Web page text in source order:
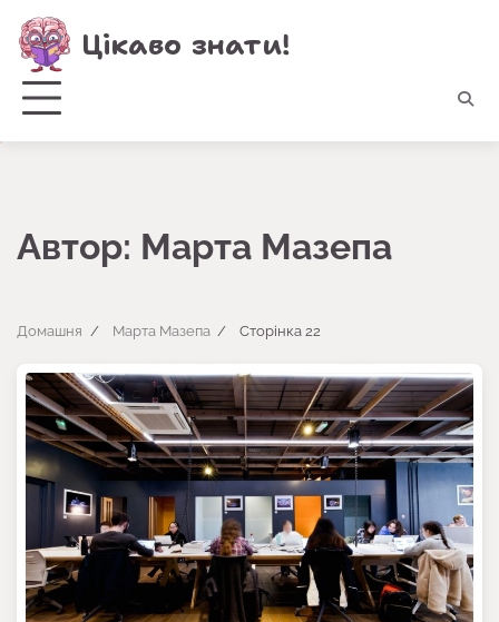
Перейти
до
вмісту
Цікаво знати!
Автор: Марта Мазепа
Домашня Марта Мазепа Сторінка 22